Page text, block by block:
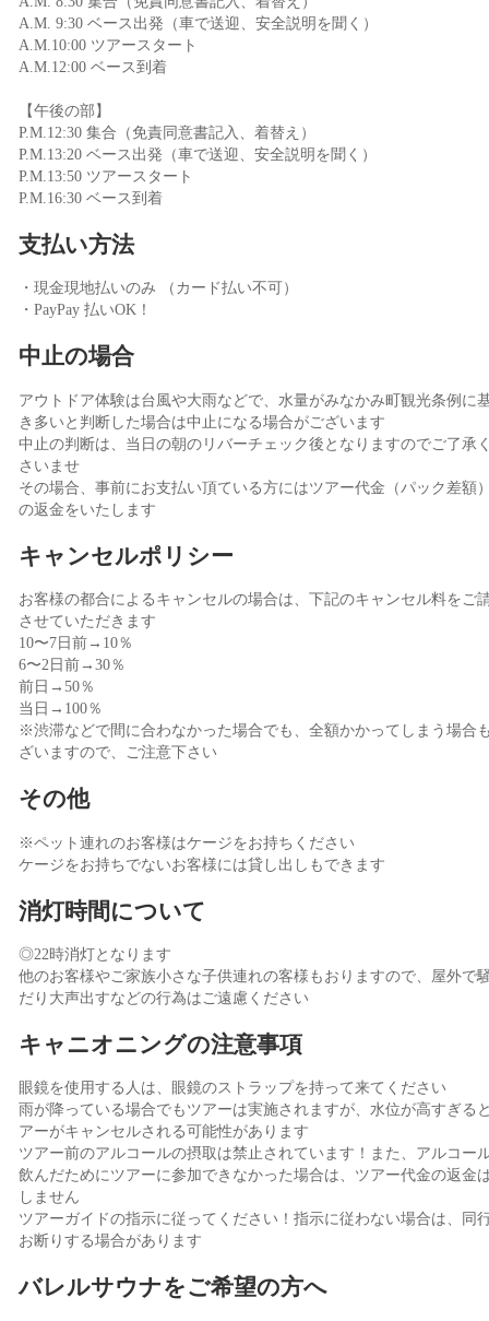
A.M. 9:30 ベース出発（車で送迎、安全説明を聞く）
A.M.10:00 ツアースタート
A.M.12:00 ベース到着
【午後の部】
P.M.12:30 集合（免責同意書記入、着替え）
P.M.13:20 ベース出発（車で送迎、安全説明を聞く）
P.M.13:50 ツアースタート
P.M.16:30 ベース到着
支払い方法
・現金現地払いのみ （カード払い不可）
・PayPay 払いOK！
中止の場合
アウトドア体験は台風や大雨などで、水量がみなかみ町観光条例に
き多いと判断した場合は中止になる場合がございます
中止の判断は、当日の朝のリバーチェック後となりますのでご了承
さいませ
その場合、事前にお支払い頂ている方にはツアー代金（パック差額
の返金をいたします
キャンセルポリシー
お客様の都合によるキャンセルの場合は、下記のキャンセル料をご
させていただきます
10〜7日前→10％
6〜2日前→30％
前日→50％
当日→100％
※渋滞などで間に合わなかった場合でも、全額かかってしまう場合
ざいますので、ご注意下さい
その他
※ペット連れのお客様はケージをお持ちください
ケージをお持ちでないお客様には貸し出しもできます
消灯時間について
◎22時消灯となります
他のお客様やご家族小さな子供連れの客様もおりますので、屋外で
だり大声出すなどの行為はご遠慮ください
キャニオニングの注意事項
眼鏡を使用する人は、眼鏡のストラップを持って来てください
雨が降っている場合でもツアーは実施されますが、水位が高すぎる
アーがキャンセルされる可能性があります
ツアー前のアルコールの摂取は禁止されています！また、アルコー
飲んだためにツアーに参加できなかった場合は、ツアー代金の返金
しません
ツアーガイドの指示に従ってください！指示に従わない場合は、同
お断りする場合があります
バレルサウナをご希望の方へ